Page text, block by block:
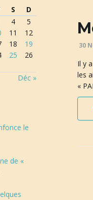
30
Il y
les
«
S D
Déc »
4
5
11
12
18
19
25
26
le
de «